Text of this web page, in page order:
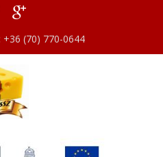
+36 (70) 770-0644